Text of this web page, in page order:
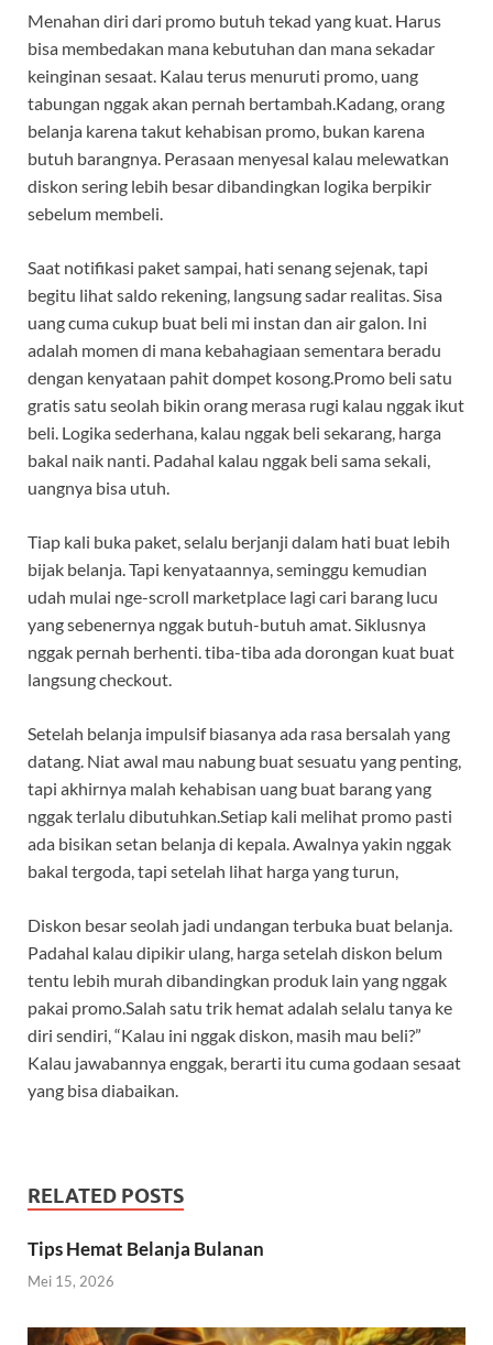
Menahan diri dari promo butuh tekad yang kuat. Harus
bisa membedakan mana kebutuhan dan mana sekadar
keinginan sesaat. Kalau terus menuruti promo, uang
tabungan nggak akan pernah bertambah.Kadang, orang
belanja karena takut kehabisan promo, bukan karena
butuh barangnya. Perasaan menyesal kalau melewatkan
diskon sering lebih besar dibandingkan logika berpikir
sebelum membeli.
Saat notifikasi paket sampai, hati senang sejenak, tapi
begitu lihat saldo rekening, langsung sadar realitas. Sisa
uang cuma cukup buat beli mi instan dan air galon. Ini
adalah momen di mana kebahagiaan sementara beradu
dengan kenyataan pahit dompet kosong.Promo beli satu
gratis satu seolah bikin orang merasa rugi kalau nggak ikut
beli. Logika sederhana, kalau nggak beli sekarang, harga
bakal naik nanti. Padahal kalau nggak beli sama sekali,
uangnya bisa utuh.
Tiap kali buka paket, selalu berjanji dalam hati buat lebih
bijak belanja. Tapi kenyataannya, seminggu kemudian
udah mulai nge-scroll marketplace lagi cari barang lucu
yang sebenernya nggak butuh-butuh amat. Siklusnya
nggak pernah berhenti. tiba-tiba ada dorongan kuat buat
langsung checkout.
Setelah belanja impulsif biasanya ada rasa bersalah yang
datang. Niat awal mau nabung buat sesuatu yang penting,
tapi akhirnya malah kehabisan uang buat barang yang
nggak terlalu dibutuhkan.Setiap kali melihat promo pasti
ada bisikan setan belanja di kepala. Awalnya yakin nggak
bakal tergoda, tapi setelah lihat harga yang turun,
Diskon besar seolah jadi undangan terbuka buat belanja.
Padahal kalau dipikir ulang, harga setelah diskon belum
tentu lebih murah dibandingkan produk lain yang nggak
pakai promo.Salah satu trik hemat adalah selalu tanya ke
diri sendiri, “Kalau ini nggak diskon, masih mau beli?”
Kalau jawabannya enggak, berarti itu cuma godaan sesaat
yang bisa diabaikan.
RELATED POSTS
Tips Hemat Belanja Bulanan
Mei 15, 2026